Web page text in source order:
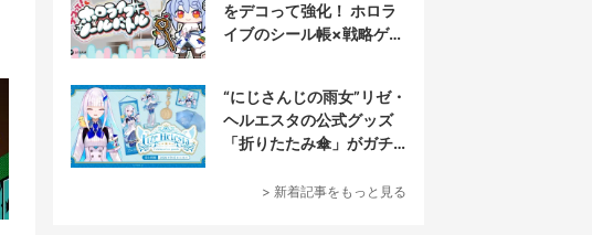
をデコって強化！ ホロラ
イブのシール帳×戦略ゲー
“にじさんじの雨女”リゼ・
ヘルエスタの公式グッズ
「折りたたみ傘」がガチ
> 新着記事をもっと見る